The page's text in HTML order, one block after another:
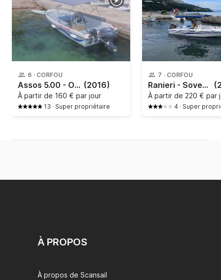
6 · CORFOU
Assos 5.00 - Open (2016)
À partir de 160 € par jour
13 · Super propriétaire
7 · CORFOU
Ranieri - Soverato
À partir de 220 € par
4 · Super
À PROPOS
À propos de Scansail